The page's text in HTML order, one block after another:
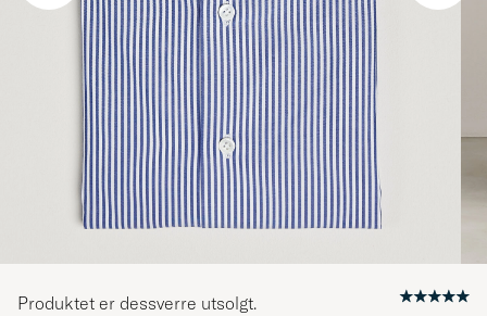
Produktet er dessverre utsolgt.